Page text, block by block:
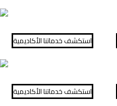
⁠استكشف خدماتنا الأكاديمية
⁠استكشف خدماتنا الأكاديمية